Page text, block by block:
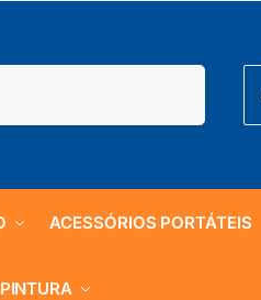
ACESSÓRIOS PORTÁTEIS
PINTURA